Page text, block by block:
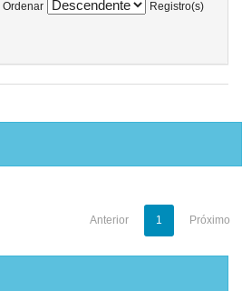
Ordenar
Registro(s)
Anterior 1 Próximo